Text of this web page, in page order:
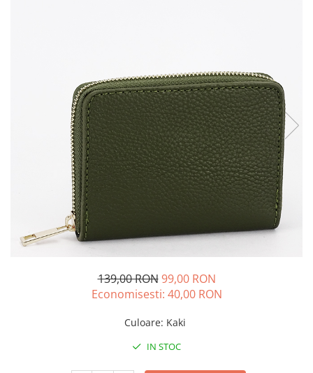
139,00 RON 99,00 RON
Economisesti: 40,00 RON
Culoare: Kaki
IN STOC